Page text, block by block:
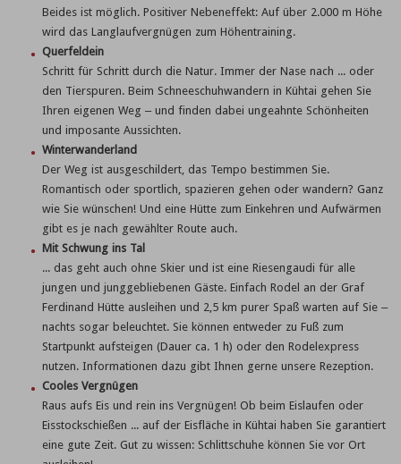
Beides ist möglich. Positiver Nebeneffekt: Auf über 2.000 m Höhe
wird das Langlaufvergnügen zum Höhentraining.
Querfeldein
Schritt für Schritt durch die Natur. Immer der Nase nach ... oder
den Tierspuren. Beim Schneeschuhwandern in Kühtai gehen Sie
Ihren eigenen Weg – und finden dabei ungeahnte Schönheiten
und imposante Aussichten.
Winterwanderland
Der Weg ist ausgeschildert, das Tempo bestimmen Sie.
Romantisch oder sportlich, spazieren gehen oder wandern? Ganz
wie Sie wünschen! Und eine Hütte zum Einkehren und Aufwärmen
gibt es je nach gewählter Route auch.
Mit Schwung ins Tal
... das geht auch ohne Skier und ist eine Riesengaudi für alle
jungen und junggebliebenen Gäste. Einfach Rodel an der Graf
Ferdinand Hütte ausleihen und 2,5 km purer Spaß warten auf Sie –
nachts sogar beleuchtet. Sie können entweder zu Fuß zum
Startpunkt aufsteigen (Dauer ca. 1 h) oder den Rodelexpress
nutzen. Informationen dazu gibt Ihnen gerne unsere Rezeption.
Cooles Vergnügen
Raus aufs Eis und rein ins Vergnügen! Ob beim Eislaufen oder
Eisstockschießen ... auf der Eisfläche in Kühtai haben Sie garantiert
eine gute Zeit. Gut zu wissen: Schlittschuhe können Sie vor Ort